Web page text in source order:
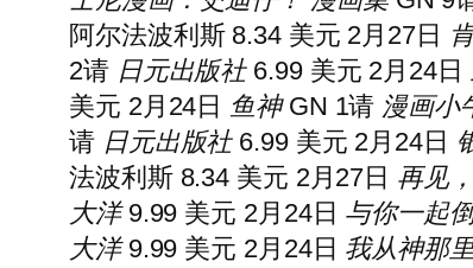
阿尔法波利斯 8.34 美元 2月27日
2请 日元出版社6.99 美元 2月24日
美元 2月24日 鱼神GN 1请 漫画小
请 日元出版社6.99 美元 2月24日
法波利斯 8.34 美元 2月27日 再见
大洋9.99 美元 2月24日 与你一起
大洋9.99 美元 2月24日 我从神那